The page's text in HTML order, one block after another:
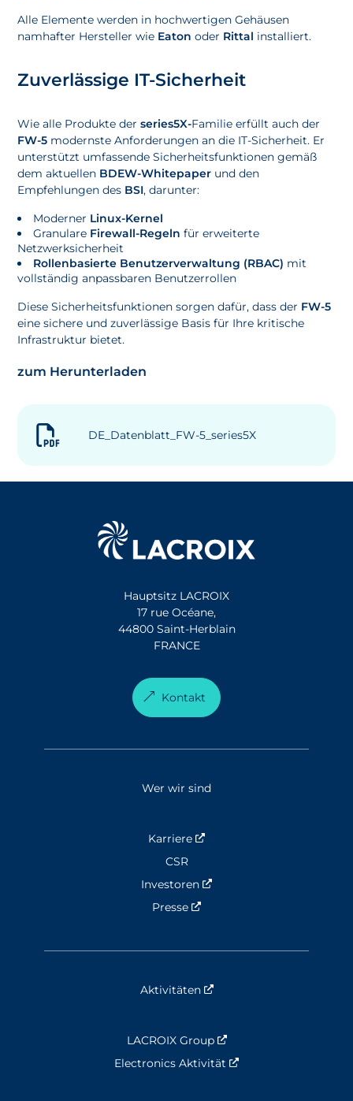
Alle Elemente werden in hochwertigen Gehäusen
namhafter Hersteller wie Eaton oder Rittal installiert.
Zuverlässige IT-Sicherheit
Wie alle Produkte derseries5X-Familie erfüllt auch der
FW-5 modernste Anforderungen an die IT-Sicherheit. Er
unterstützt umfassende Sicherheitsfunktionen gemäß
dem aktuellen BDEW-Whitepaper und den
Empfehlungen des BSI, darunter:
Moderner Linux-Kernel
Granulare Firewall-Regeln für erweiterte
Netzwerksicherheit
Rollenbasierte Benutzerverwaltung (RBAC) mit
vollständig anpassbaren Benutzerrollen
Diese Sicherheitsfunktionen sorgen dafür, dass der FW-5
eine sichere und zuverlässige Basis für Ihre kritische
Infrastruktur bietet.
zum Herunterladen
DE_Datenblatt_FW-5_series5X
Hauptsitz LACROIX
17 rue Océane,
44800 Saint-Herblain
FRANCE
Kontakt
Wer wir sind
Karriere
CSR
Investoren
Presse
Aktivitäten Nouvelle fenêtre
LACROIX Group
Nouvelle fenêtre
Electronics Aktivität